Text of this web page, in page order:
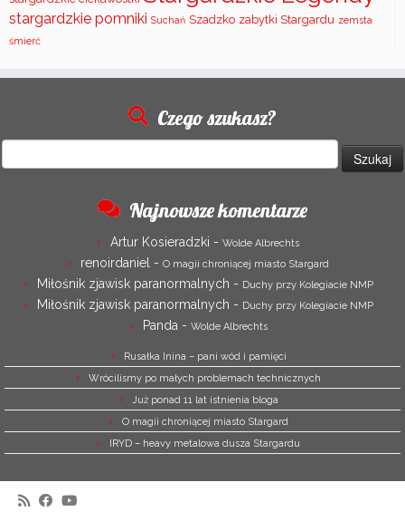
stargardzkie pomniki Suchań Szadzko zabytki Stargardu zemsta
śmierć
Czego szukasz?
Najnowsze komentarze
Artur Kosieradzki - Wolde Albrechts
renoirdaniel - O magii chroniącej miasto Stargard
Miłośnik zjawisk paranormalnych - Duchy przy Kolegiacie NMP
Miłośnik zjawisk paranormalnych - Duchy przy Kolegiacie NMP
Panda - Wolde Albrechts
Rusałka Inina – pani wód i pamięci
Wrócilismy po małych problemach technicznych
Już ponad 11 lat istnienia bloga
O magii chroniącej miasto Stargard
IRYD – heavy metalowa dusza Stargardu